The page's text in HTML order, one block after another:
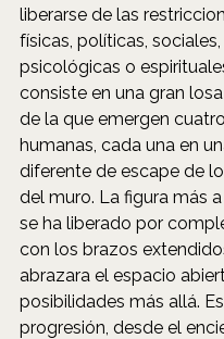
liberarse de las
físicas, políticas, sociales,
psicológicas o
consiste en una gran
de la que emergen
humanas, cada una en
diferente de escape de
del muro. La figura más
se ha liberado por
con los brazos
abrazara el espacio
posibilidades más allá.
progresión, desde el